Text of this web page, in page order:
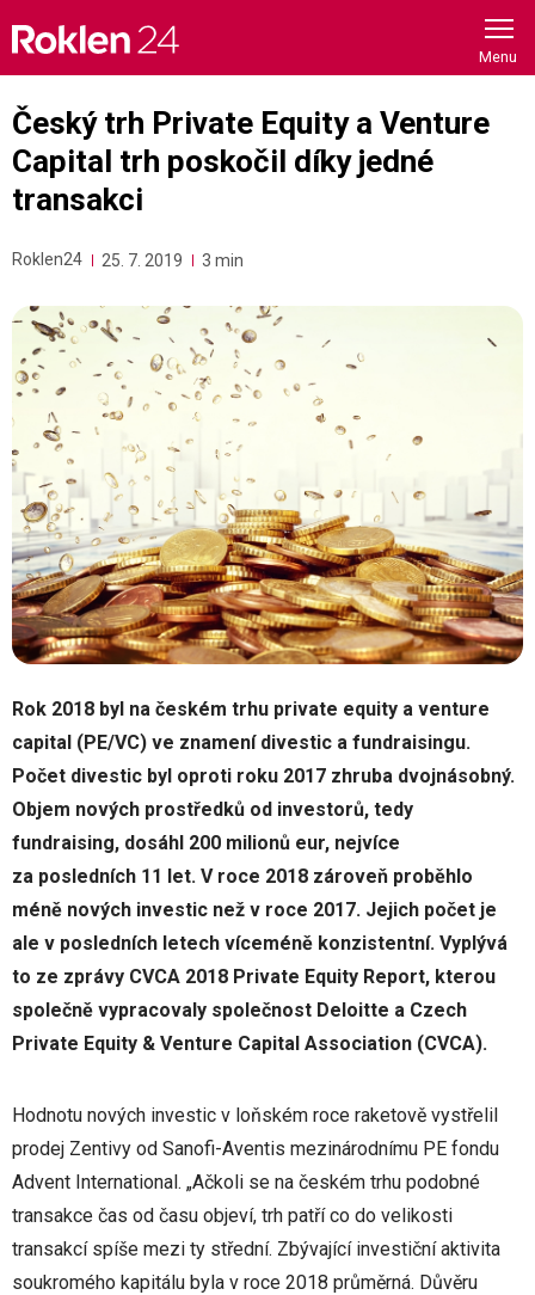
content
Český trh Private Equity a Venture
Capital trh poskočil díky jedné
transakci
Roklen24 25. 7. 2019 3 min
Rok 2018 byl na českém trhu private equity a venture
capital (PE/VC) ve znamení divestic a fundraisingu.
Počet divestic byl oproti roku 2017 zhruba dvojnásobný.
Objem nových prostředků od investorů, tedy
fundraising, dosáhl 200 milionů eur, nejvíce
za posledních 11 let. V roce 2018 zároveň proběhlo
méně nových investic než v roce 2017. Jejich počet je
ale v posledních letech víceméně konzistentní. Vyplývá
to ze zprávy CVCA 2018 Private Equity Report, kterou
společně vypracovaly společnost Deloitte a Czech
Private Equity & Venture Capital Association (CVCA).
Hodnotu nových investic v loňském roce raketově vystřelil
prodej Zentivy od Sanofi-Aventis mezinárodnímu PE fondu
Advent International. „Ačkoli se na českém trhu podobné
transakce čas od času objeví, trh patří co do velikosti
transakcí spíše mezi ty střední. Zbývající investiční aktivita
soukromého kapitálu byla v roce 2018 průměrná. Důvěru